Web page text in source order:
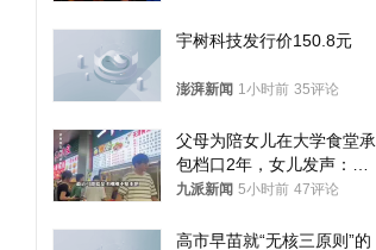
宇树科技发行价150.8元
澎湃新闻 1小时前 35评论
父母为陪女儿在大学食堂承
包档口2年，女儿发声：初
衷是为了陪伴，毕业后将不
九派新闻 5小时前 47评论
高市早苗就“无核三原则”的